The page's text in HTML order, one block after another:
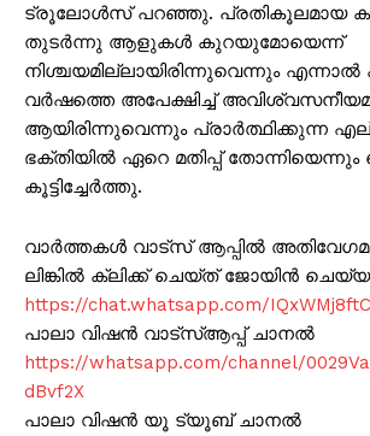
ട്രൂലോൾസ് പറഞ്ഞു. പ്രതികൂലമായ
തുടര്‍ന്നു ആളുകള്‍ കുറയുമോയെന്ന്
നിശ്ചയമില്ലായിരിന്നുവെന്നും എന്നാൽ
വർഷത്തെ അപേക്ഷിച്ച്
ആയിരിന്നുവെന്നും പ്രാർത്ഥിക്കുന്ന
ഭക്തിയില്‍ ഏറെ മതിപ്പ്
കൂട്ടിച്ചേര്‍ത്തു.
വാർത്തകൾ വാട്സ് ആപ്പിൽ
ലിങ്കിൽ ക്ലിക്ക് ചെയ്ത് ജോയിൻ
https://chat.whatsapp.com/
പാലാ വിഷൻ വാട്സ്ആപ്പ് ചാനൽ
https://whatsapp.com/channel/
dBvf2X
പാലാ വിഷൻ യൂ ട്യൂബ് ചാനൽ